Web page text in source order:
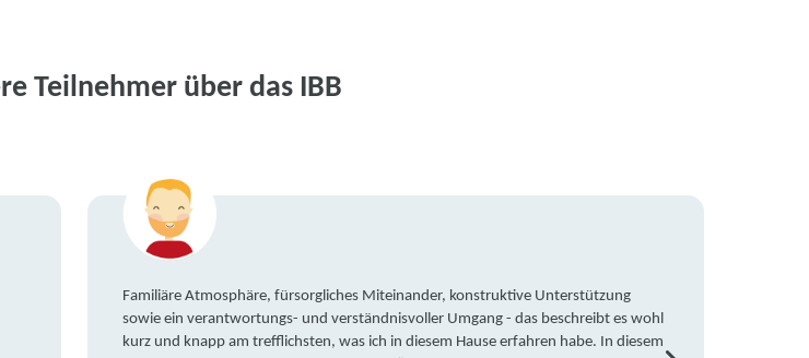
Teilnehmer über das IBB
Familiäre Atmosphäre, fürsorgliches Miteinander, konstruktive Unterstützung
sowie ein verantwortungs- und verständnisvoller Umgang - das beschreibt es wohl
kurz und knapp am trefflichsten, was ich in diesem Hause erfahren habe. In diesem